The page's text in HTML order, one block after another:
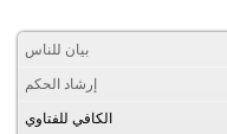
بيان للناس
إرشاد الحكم
الكافي للفتاوي